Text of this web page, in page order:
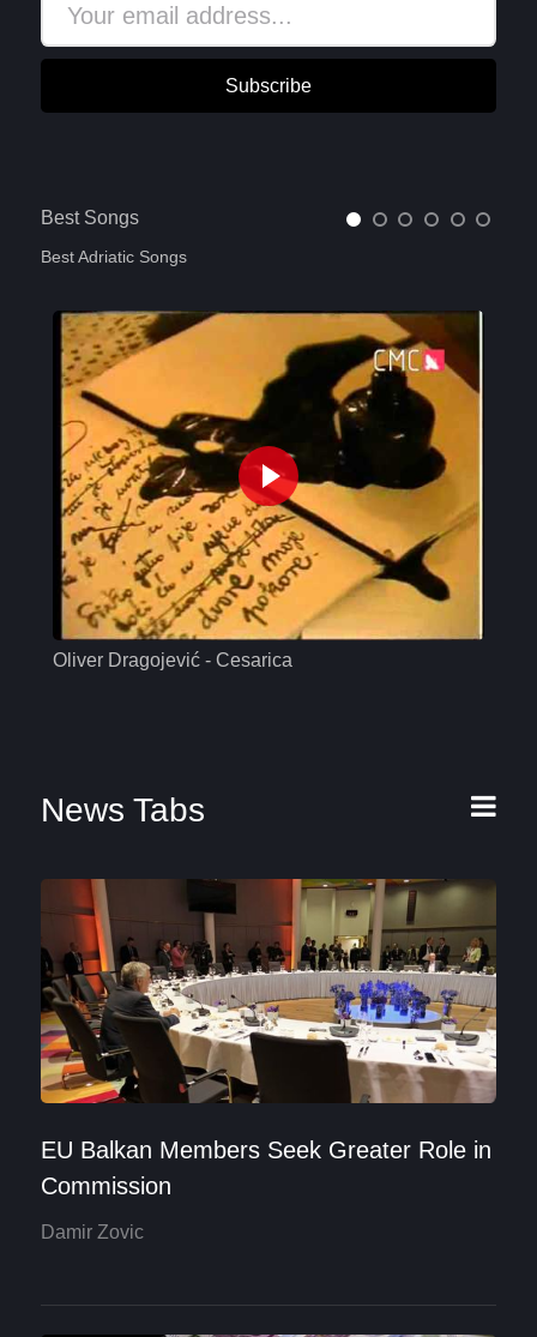
Subscribe
Best Songs
Best Adriatic Songs
Oliver Dragojević - Cesarica
News Tabs
EU Balkan Members Seek Greater Role in
Commission
Damir Zovic